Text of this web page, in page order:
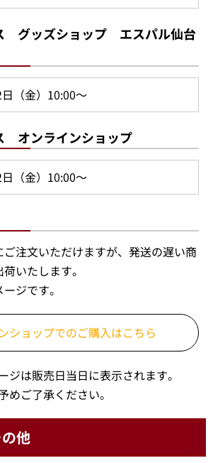
グッズショップ エスパル仙台
（金）10:00～
オンラインショップ
（金）10:00～
注文いただけますが、発送の遅い商
いたします。
ジです。
ショップでのご購入はこちら
ジは販売日当日に表示されます。
めご了承ください。
他